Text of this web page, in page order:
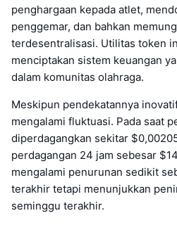
penghargaan kepada atlet,
penggemar, dan bahkan
terdesentralisasi. Utilitas token
menciptakan sistem keuangan
dalam komunitas olahraga.
Meskipun pendekatannya
mengalami fluktuasi. Pada saat
diperdagangkan sekitar
perdagangan 24 jam sebesar
mengalami penurunan sedikit
terakhir tetapi menunjukkan
seminggu terakhir.